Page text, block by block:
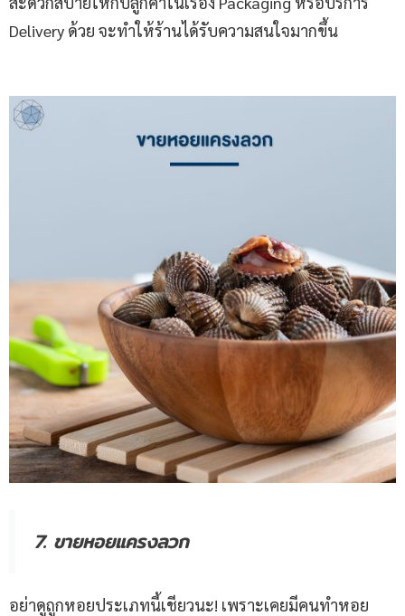
Delivery ด้วย จะทำให้ร้านได้รับความสนใจมากขึ้น
7. ขายหอยแครงลวก
อย่าดูถูกหอยประเภทนี้เชียวนะ! เพราะเคยมีคนทำหอย